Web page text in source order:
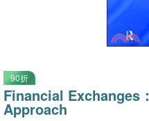
90折
Financial Exchanges
Approach